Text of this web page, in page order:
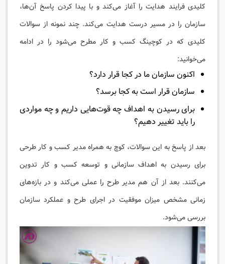
کلیدی فرایند هدایت را آغاز می‌کند و با پیدا کردن پاسخ آن‌ها،
سازمان را در مسیر درست هدایت می‌کند. چند نمونه از سوالات
کلیدی که در کوچینگ کسب و کار مطرح می‌شود را در ادامه
می‌خوانید:
اکنون سازمان ما در کجا قرار دارد؟
سازمان قرار است به کجا برسد؟
برای رسیدن به اهداف چه قوت‌هایی داریم و چه مواردی
را باید تغییر دهیم؟
بعد از پاسخ به این سوالات، کوچ به همراه مدیر کسب و کار طرحی
برای رسیدن به اهداف سازمانی و توسعه کسب و کار تدوین
می‌کنند. بعد از آن هم مدیر طرح را عملی می‌کند و در بازه‌های
زمانی مشخص میزان موفقیت در اجرای طرح و عملکرد سازمان
بررسی می‌شود.